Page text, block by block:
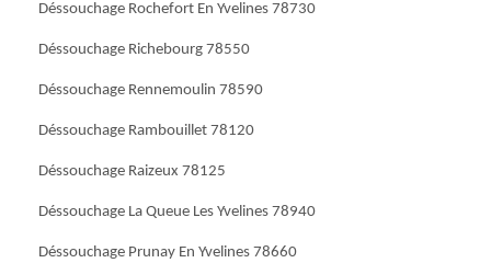
Déssouchage Rochefort En Yvelines 78730
Déssouchage Richebourg 78550
Déssouchage Rennemoulin 78590
Déssouchage Rambouillet 78120
Déssouchage Raizeux 78125
Déssouchage La Queue Les Yvelines 78940
Déssouchage Prunay En Yvelines 78660